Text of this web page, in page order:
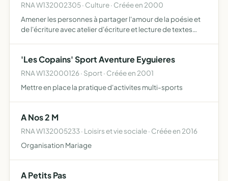
RNA W132002305 · Culture · Créée en 2000
Amener les personnes à partager l'amour de la poésie et
de l'écriture avec atelier d'écriture et lecture de textes
'Les Copains' Sport Aventure Eyguieres
RNA W132000126 · Sport · Créée en 2001
Mettre en place la pratique d'activites multi-sports
A Nos 2 M
RNA W132005233 · Loisirs et vie sociale · Créée en 2016
Organisation Mariage
A Petits Pas